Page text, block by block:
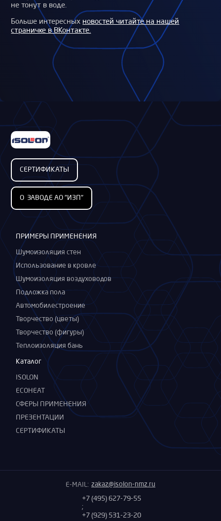
не тонут в воде.
Больше интересных новостей читайте на нашей
страничке в ВКонтакте.
ПРИМЕРЫ ПРИМЕНЕНИЯ
Шумоизоляция стен
Использование в кровле
Шумоизоляция воздуховодов
Подложка пола
Автомобилестроение
Творчество (цветы)
Творчество (фигуры)
Теплоизоляция бань
Каталог
ISOLON
ECOHEAT
СФЕРЫ ПРИМЕНЕНИЯ
ПРЕЗЕНТАЦИИ
СЕРТИФИКАТЫ
СЕРТИФИКАТЫ
О ЗАВОДЕ АО "ИЗП"
+7 (495) 627-79-55
;
+7 (929) 531-23-20
E-MAIL: zakaz@isolon-nmz.ru